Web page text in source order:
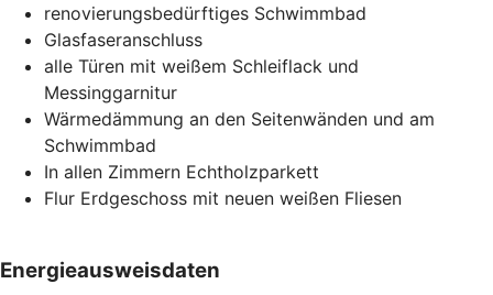
renovierungsbedürftiges Schwimmbad
Glasfaseranschluss
alle Türen mit weißem Schleiflack und
Messinggarnitur
Wärmedämmung an den Seitenwänden und am
Schwimmbad
In allen Zimmern Echtholzparkett
Flur Erdgeschoss mit neuen weißen Fliesen
Energieausweisdaten